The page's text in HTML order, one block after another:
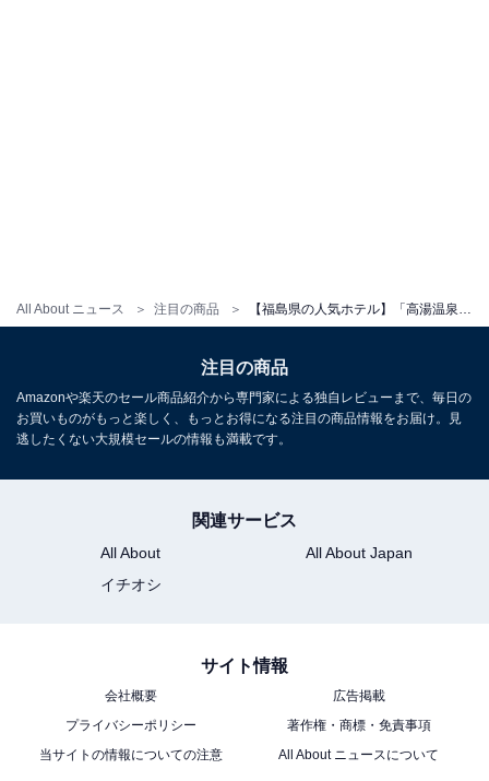
All About ニュース 注目の商品
アクセス・料金・宿泊情報は？
所在地：福島県福島市町庭坂字神の森1-20
大人1名（参考価格）：1万2000円
※料金は公式Webサイト参考価格
※プラン・部屋により価格は変動します
注目の商品
Amazonや楽天のセール商品紹介から専門家による独自レビューまで、毎日の
お買いものがもっと楽しく、もっとお得になる注目の商品情報をお届け。見
逃したくない大規模セールの情報も満載です。
関連サービス
All About
All About Japan
イチオシ
サイト情報
会社概要
広告掲載
プライバシーポリシー
著作権・商標・免責事項
当サイトの情報についての注意
All About ニュースについて